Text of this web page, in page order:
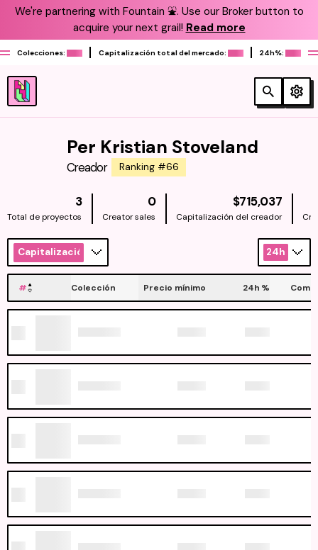
We're partnering with Fountain ⛲️. Use our Broker button to
acquire your next grail! Read more
Colecciones: Capitalización total del mercado: 24h%:
Per Kristian Stoveland
Creador Ranking #66
3
Total de proyectos
0
Creator sales
$715,037
Capitalización del creador
Capitalización 24h
# Colección Precio mínimo 24h %